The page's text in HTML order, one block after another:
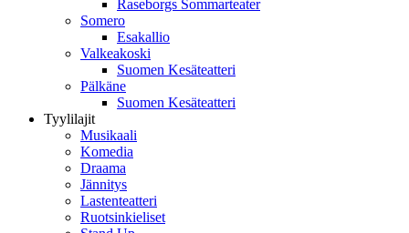
Raseborgs Sommarteater
Somero
Esakallio
Valkeakoski
Suomen Kesäteatteri
Pälkäne
Suomen Kesäteatteri
Tyylilajit
Musikaali
Komedia
Draama
Jännitys
Lastenteatteri
Ruotsinkieliset